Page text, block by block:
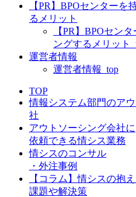
【PR】BPOセンター
るメリット
【PR】BPOセン
ングするメリット
運営者情報
運営者情報_top
TOP
情報システム部門のア
社
アウトソーシング会社に
依頼できる情シス業務
情シスのコンサル
・外注事例
【コラム】情シスの抱
課題や解決策